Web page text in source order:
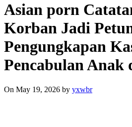
Asian porn
Korban Jadi
Pengungkapan
Pencabulan Anak
On May 19, 2026 by yxwbr